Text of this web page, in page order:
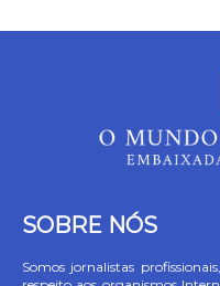
SOBRE NÓS
Somos jornalistas